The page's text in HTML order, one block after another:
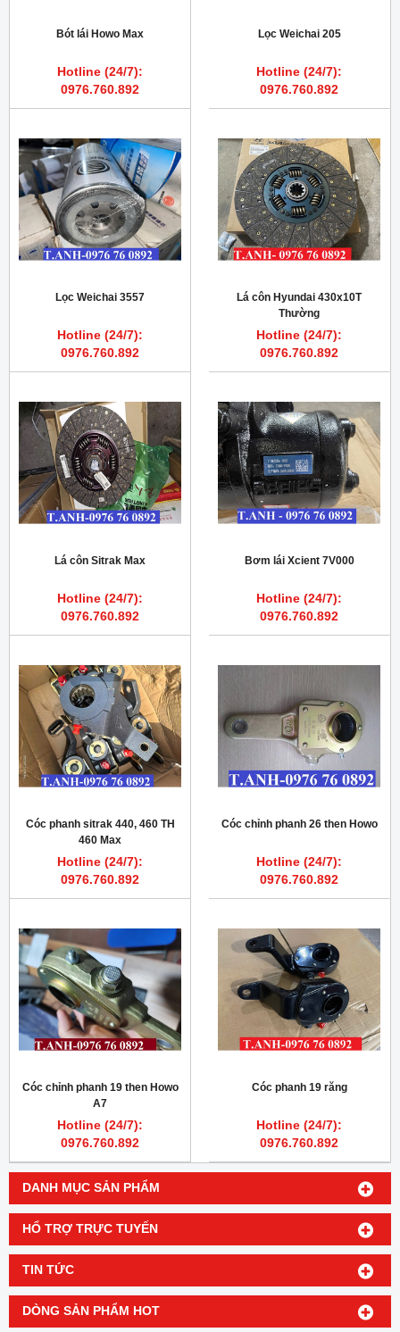
DANH MỤC SẢN PHẨM
HỔ TRỢ TRỰC TUYẾN
TIN TỨC
DÒNG SẢN PHẨM HOT
Bót lái Howo Max
Hotline (24/7):
0976.760.892
Lọc Weichai 205
Hotline (24/7):
0976.760.892
Lọc Weichai 3557
Hotline (24/7):
0976.760.892
Lá côn Hyundai 430x10T
Thường
Hotline (24/7):
0976.760.892
Lá côn Sitrak Max
Hotline (24/7):
0976.760.892
Bơm lái Xcient 7V000
Hotline (24/7):
0976.760.892
Cóc phanh sitrak 440, 460 TH
460 Max
Hotline (24/7):
0976.760.892
Cóc chỉnh phanh 26 then Howo
Hotline (24/7):
0976.760.892
Cóc chỉnh phanh 19 then Howo
A7
Hotline (24/7):
0976.760.892
Cóc phanh 19 răng
Hotline (24/7):
0976.760.892